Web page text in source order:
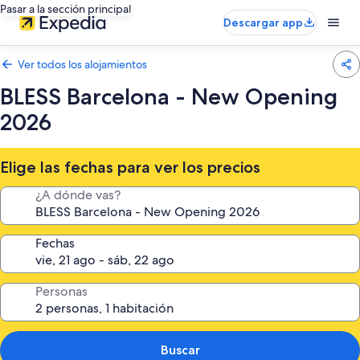
Pasar a la sección principal
Descargar app
Ver todos los alojamientos
BLESS Barcelona - New Opening
2026
Elige las fechas para ver los precios
¿A dónde vas?
Fechas
Personas
Buscar